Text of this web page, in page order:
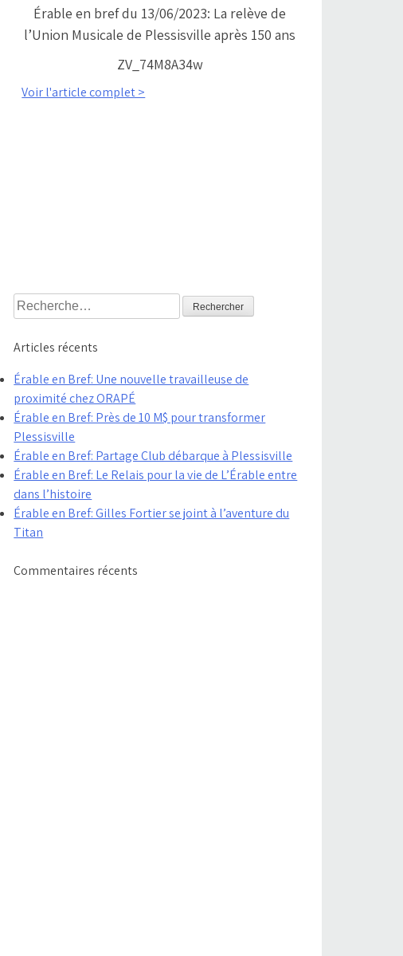
Érable en bref du 13/06/2023: La relève de
l’Union Musicale de Plessisville après 150 ans
ZV_74M8A34w
Voir l'article complet >
Rechercher :
Articles récents
Érable en Bref: Une nouvelle travailleuse de
proximité chez ORAPÉ
Érable en Bref: Près de 10 M$ pour transformer
Plessisville
Érable en Bref: Partage Club débarque à Plessisville
Érable en Bref: Le Relais pour la vie de L’Érable entre
dans l’histoire
Érable en Bref: Gilles Fortier se joint à l’aventure du
Titan
Commentaires récents